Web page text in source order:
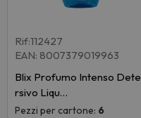
Rif:112427
EAN: 8007379019963
Blix Profumo Intenso Dete
rsivo Liqu…
Pezzi per cartone: 6